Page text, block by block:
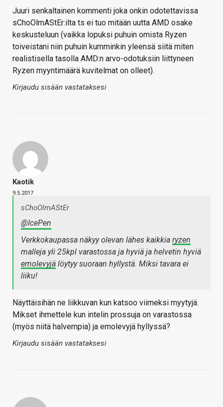
Juuri senkaltainen kommenti joka onkin odotettavissa
sChoOlmAStEr:ilta ts ei tuo mitään uutta AMD osake
keskusteluun (vaikka lopuksi puhuin omista Ryzen
toiveistani niin puhuin kumminkin yleensä siitä miten
realistisella tasolla AMD:n arvo-odotuksiin liittyneen
Ryzen myyntimäärä kuvitelmat on olleet).
Kirjaudu sisään vastataksesi
Kaotik
9.5.2017
sChoOlmAStEr
@IcePen
Verkkokaupassa näkyy olevan lähes kaikkia ryzen
malleja yli 25kpl varastossa ja hyviä ja helvetin hyviä
emolevyjä löytyy suoraan hyllystä. Miksi tavara ei
liiku!
Näyttäisihän ne liikkuvan kun katsoo viimeksi myytyjä.
Mikset ihmettele kun intelin prossuja on varastossa
(myös niitä halvempia) ja emolevyjä hyllyssä?
Kirjaudu sisään vastataksesi